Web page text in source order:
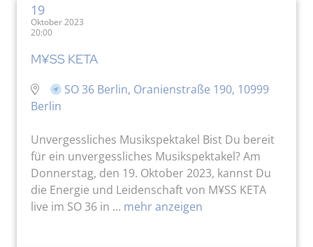
19
Oktober 2023
20:00
M¥SS KETA
SO 36 Berlin, Oranienstraße 190, 10999
Berlin
Unvergessliches Musikspektakel Bist Du bereit
für ein unvergessliches Musikspektakel? Am
Donnerstag, den 19. Oktober 2023, kannst Du
die Energie und Leidenschaft von M¥SS KETA
live im SO 36 in ... mehr anzeigen